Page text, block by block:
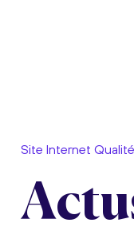
Site Internet Qualité